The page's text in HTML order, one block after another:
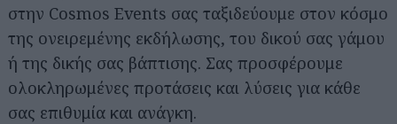
στην Cosmos Events σας ταξιδεύουμε στον κόσμο
της ονειρεμένης εκδήλωσης, του δικού σας γάμου
ή της δικής σας βάπτισης. Σας προσφέρουμε
ολοκληρωμένες προτάσεις και λύσεις για κάθε
σας επιθυμία και ανάγκη.